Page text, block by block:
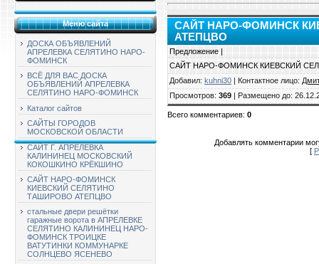
Меню сайта
ДОСКА ОБЪЯВЛЕНИЙ
АПРЕЛЕВКА СЕЛЯТИНО НАРО-
ФОМИНСК
ВСЁ ДЛЯ ВАС ДОСКА
ОБЪЯВЛЕНИЙ АПРЕЛЕВКА
СЕЛЯТИНО НАРО-ФОМИНСК
Каталог сайтов
САЙТЫ ГОРОДОВ
МОСКОВСКОЙ ОБЛАСТИ
САЙТ Г. АПРЕЛЕВКА
КАЛИНИНЕЦ МОСКОВСКИЙ
КОКОШКИНО КРЁКШИНО
САЙТ НАРО-ФОМИНСК
КИЕВСКИЙ СЕЛЯТИНО
ТАШИРОВО АТЕПЦВО
стальные двери решётки
гаражные ворота в АПРЕЛЕВКЕ
СЕЛЯТИНО КАЛИНИНЕЦ НАРО-
ФОМИНСК ТРОИЦКЕ
ВАТУТИНКИ КОММУНАРКЕ
СОЛНЦЕВО ЯСЕНЕВО
САЙТ НАРО-ФОМИНСК
АТЕПЦВО
Предложение |
САЙТ НАРО-ФОМИНСК КИЕВСКИЙ
Добавил: kuhni30 | Контактное лицо:
Просмотров: 369 | Размещено до:
Всего комментариев: 0
Добавлять комментарии
[